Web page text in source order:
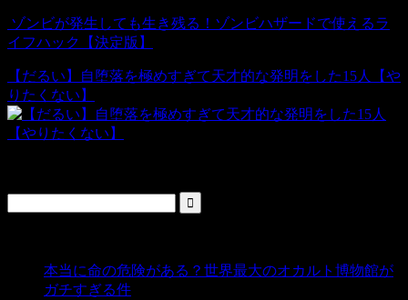
ゾンビが発生しても生き残る！ゾンビハザードで使えるラ
イフハック【決定版】
【だるい】自堕落を極めすぎて天才的な発明をした15人【や
りたくない】
本当に命の危険がある？世界最大のオカルト博物館が
ガチすぎる件